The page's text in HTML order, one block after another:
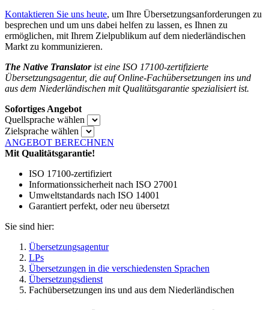
Kontaktieren Sie uns heute, um Ihre Übersetzungsanforderungen zu
besprechen und um uns dabei helfen zu lassen, es Ihnen zu
ermöglichen, mit Ihrem Zielpublikum auf dem niederländischen
Markt zu kommunizieren.
The Native Translatorist eine ISO 17100-zertifizierte
Übersetzungsagentur, die auf Online-Fachübersetzungen ins und
aus dem Niederländischen mit Qualitätsgarantie spezialisiert ist.
Sofortiges Angebot
Quellsprache wählen
Zielsprache wählen
ANGEBOT BERECHNEN
Mit Qualitätsgarantie!
ISO 17100-zertifiziert
Informationssicherheit nach ISO 27001
Umweltstandards nach ISO 14001
Garantiert perfekt, oder neu übersetzt
Sie sind hier:
Übersetzungsagentur
LPs
Übersetzungen in die verschiedensten Sprachen
Übersetzungsdienst
Fachübersetzungen ins und aus dem Niederländischen